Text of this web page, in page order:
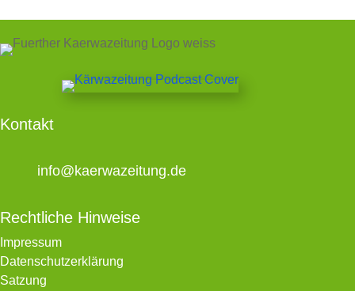
Kontakt
info@kaerwazeitung.de
Rechtliche Hinweise
Impressum
Datenschutzerklärung
Satzung